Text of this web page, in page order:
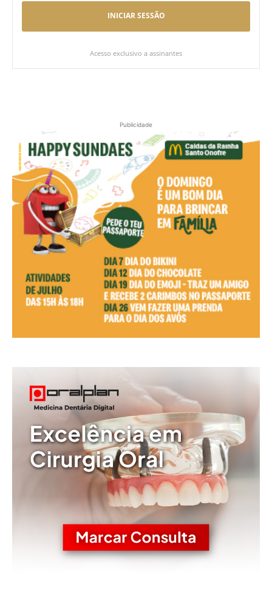
INICIAR SESSÃO
Acesso exclusivo a assinantes
Publicidade